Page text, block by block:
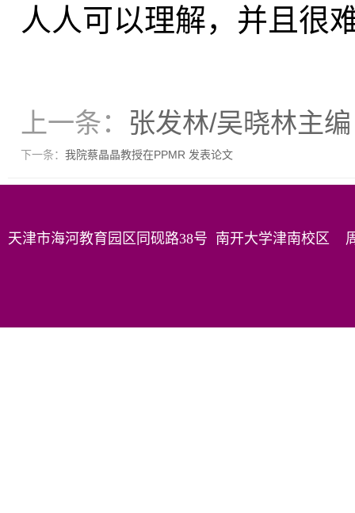
人人可以理解，并且很
上一条： 张发林/吴晓林主
下一条： 我院蔡晶晶教授在PPMR 发表论文
天津市海河教育园区同砚路38号 南开大学津南校区